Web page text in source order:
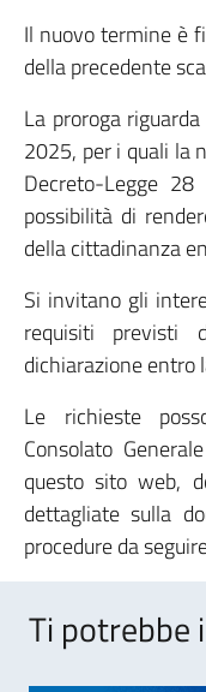
Il nuovo termine è
della precedente
La proroga
2025, per i quali la
Decreto-Legge
possibilità di
della cittadinanza
Si invitano gli
requisiti previsti
dichiarazione entro
Le richieste
Consolato
questo sito web,
dettagliate sulla
procedure da
Ti potrebbe